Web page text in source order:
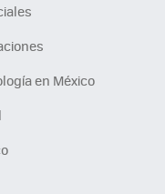
en México